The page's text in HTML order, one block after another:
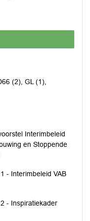
(2), GL (1),
Interimbeleid
en Stoppende
- Interimbeleid VAB
- Inspiratiekader